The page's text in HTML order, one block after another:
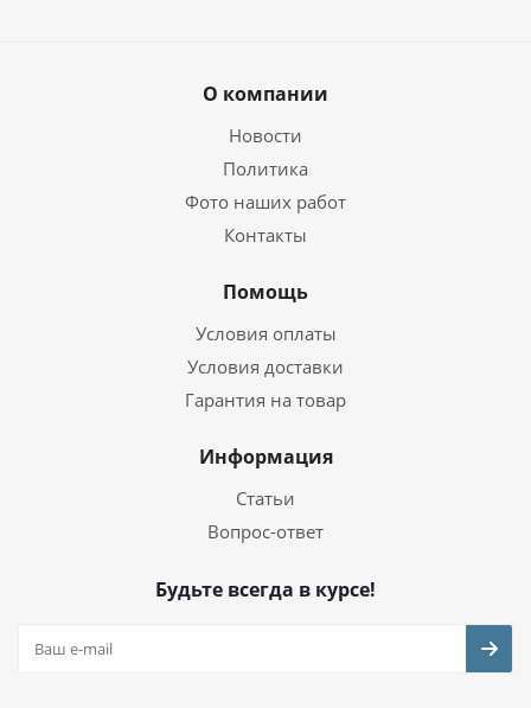
О компании
Новости
Политика
Фото наших работ
Контакты
Помощь
Условия оплаты
Условия доставки
Гарантия на товар
Информация
Статьи
Вопрос-ответ
Будьте всегда в курсе!